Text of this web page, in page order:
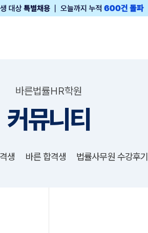
바른법률HR학원
커뮤니티
생 바른 합격생 법률사무원 수강후기